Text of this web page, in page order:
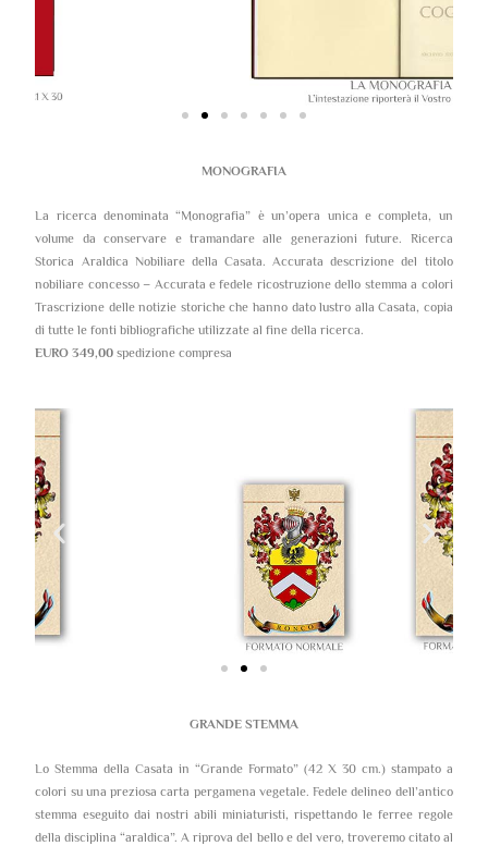
MONOGRAFIA
La ricerca denominata “Monografia” è un’opera unica e completa, un
volume da conservare e tramandare alle generazioni future. Ricerca
Storica Araldica Nobiliare della Casata. Accurata descrizione del titolo
nobiliare concesso – Accurata e fedele ricostruzione dello stemma a colori
Trascrizione delle notizie storiche che hanno dato lustro alla Casata, copia
di tutte le fonti bibliografiche utilizzate al fine della ricerca.
EURO 349,00 spedizione compresa
GRANDE STEMMA
Lo Stemma della Casata in “Grande Formato” (42 X 30 cm.) stampato a
colori su una preziosa carta pergamena vegetale. Fedele delineo dell’antico
stemma eseguito dai nostri abili miniaturisti, rispettando le ferree regole
della disciplina “araldica”. A riprova del bello e del vero, troveremo citato al